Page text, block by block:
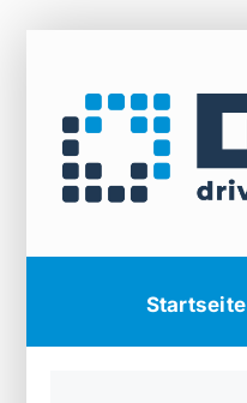
Startseite